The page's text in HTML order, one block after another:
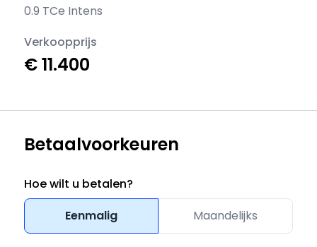
0.9 TCe Intens
Verkoopprijs
€ 11.400
Betaalvoorkeuren
Hoe wilt u betalen?
Eenmalig
Maandelijks